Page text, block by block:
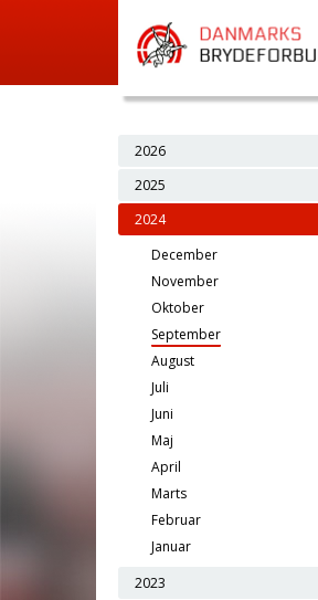
2026
2025
2024
December
November
Oktober
September
August
Juli
Juni
Maj
April
Marts
Februar
Januar
2023